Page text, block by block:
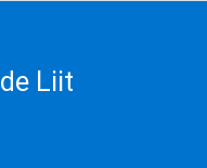
Liit